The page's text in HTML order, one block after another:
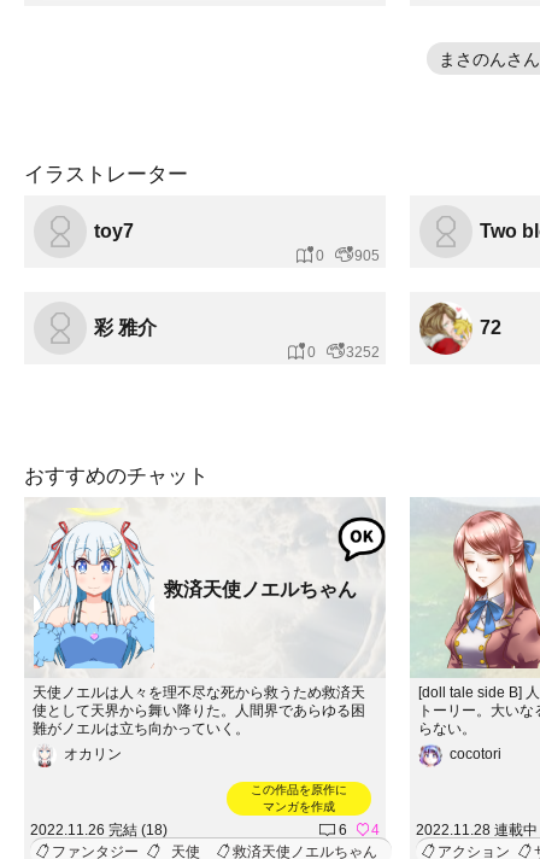
まさのんさ
イラストレーター
toy7
0 905
Two
彩 雅介
0 3252
72
おすすめのチャット
救済天使ノエルちゃん
天使ノエルは人々を理不尽な死から救うため救済天
使として天界から舞い降りた。人間界であらゆる困
難がノエルは立ち向かっていく。
オカリン
この作品を原作に
マンガを作成
2022.11.26 完結 (18) 6
4
ファンタジー
天使 救済天使ノエルちゃん
[doll tale side B]
トーリー。大い
らない。
cocotori
2022.11.28 連載
アクション